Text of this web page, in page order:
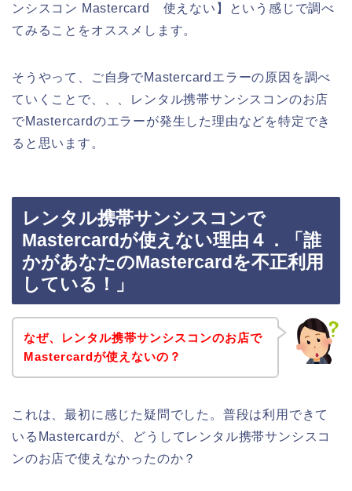
ンシスコン Mastercard 使えない】という感じで調べ
てみることをオススメします。
そうやって、ご自身でMastercardエラーの原因を調べ
ていくことで、、、レンタル携帯サンシスコンのお店
でMastercardのエラーが発生した理由などを特定でき
ると思います。
レンタル携帯サンシスコンで
Mastercardが使えない理由４．「誰
かがあなたのMastercardを不正利用
している！」
なぜ、レンタル携帯サンシスコンのお店で
Mastercardが使えないの？
これは、最初に感じた疑問でした。普段は利用できて
いるMastercardが、どうしてレンタル携帯サンシスコ
ンのお店で使えなかったのか？